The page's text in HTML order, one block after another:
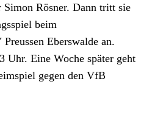
Rösner. Dann tritt sie
beim
Eberswalde an.
Uhr. Eine Woche später geht
gegen den VfB